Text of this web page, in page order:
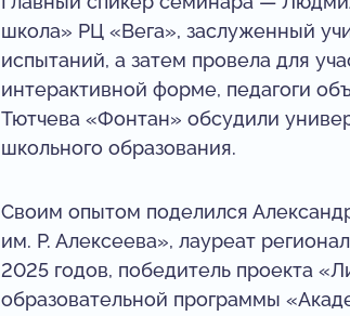
школа» РЦ «Вега», заслуженный
испытаний, а затем провела для
интерактивной форме, педагоги
Тютчева «Фонтан» обсудили
школьного образования.
Своим опытом поделился
им. Р. Алексеева», лауреат
2025 годов, победитель проекта
образовательной программы